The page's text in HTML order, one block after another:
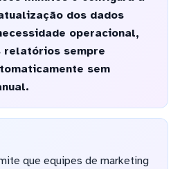
dos dados
operacional,
relatórios sempre
sem
que equipes de marketing